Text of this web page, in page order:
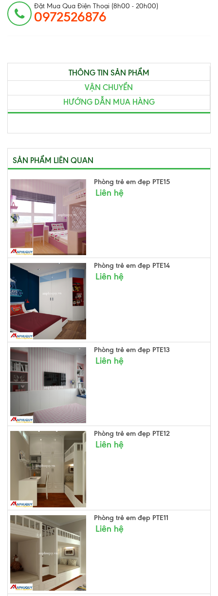
Đặt Mua Qua Điện Thoại (8h00 - 20h00)
0972526876
THÔNG TIN SẢN PHẨM
VẬN CHUYỂN
HƯỚNG DẪN MUA HÀNG
SẢN PHẨM LIÊN QUAN
Phòng trẻ em đẹp PTE15
Liên hệ
Phòng trẻ em đẹp PTE14
Liên hệ
Phòng trẻ em đẹp PTE13
Liên hệ
Phòng trẻ em đẹp PTE12
Liên hệ
Phòng trẻ em đẹp PTE11
Liên hệ